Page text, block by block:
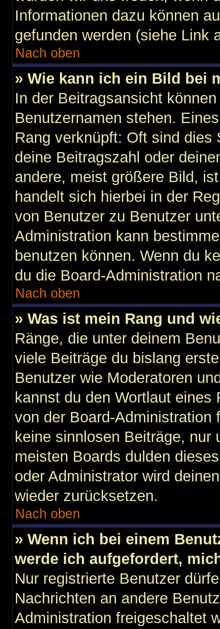
Informationen dazu können
gefunden werden (siehe Link
Nach oben
» Wie kann ich ein Bild bei
In der Beitragsansicht
Benutzernamen stehen.
Rang verknüpft: Oft sind
deine Beitragszahl oder
andere, meist größere Bild,
handelt sich hierbei in der
von Benutzer zu Benutzer
Administration kann
benutzen können. Wenn du
du die Board-Administration
Nach oben
» Was ist mein Rang und
Ränge, die unter deinem
viele Beiträge du bislang
Benutzer wie Moderatoren
kannst du den Wortlaut
von der Board-
keine sinnlosen Beiträge,
meisten Boards dulden
oder Administrator wird
wieder zurücksetzen.
Nach oben
» Wenn ich bei einem
werde ich aufgefordert,
Nur registrierte Benutzer
Nachrichten an andere
Administration freigeschaltet